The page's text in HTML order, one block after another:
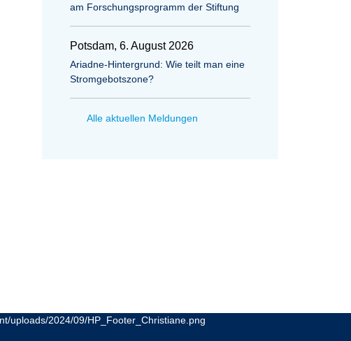
am Forschungsprogramm der Stiftung
Potsdam, 6. August 2026
Ariadne-Hintergrund: Wie teilt man eine
Stromgebotszone?
Alle aktuellen Meldungen